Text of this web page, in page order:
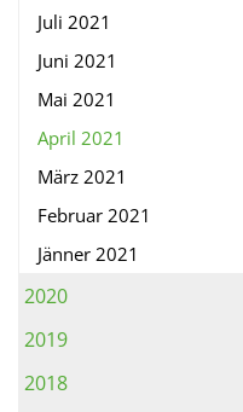
Juli 2021
Juni 2021
Mai 2021
April 2021
März 2021
Februar 2021
Jänner 2021
2020
2019
2018